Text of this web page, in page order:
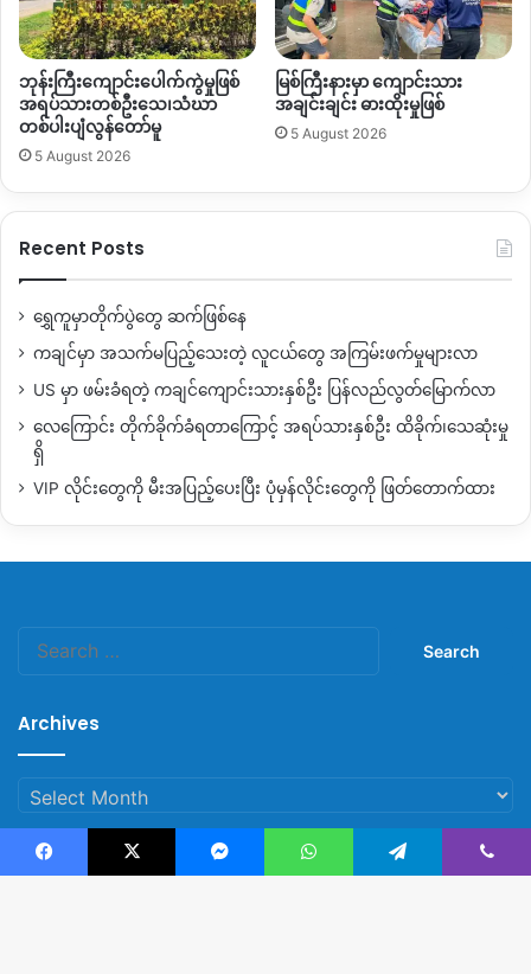
တစ်ဖက်မှာတော့ အာဏာသိမ်းစစ်တပ်က ကျင်းပမယ့် မြန်မာ
ရွေးကောက်ပွဲဟာ အတုအယောင်သာဖြစ်ကြောင်း ကုလသမဂ္ဂ လူ့အ
ခွင့်အရေး အထူးကိုယ်စားလှယ် တွမ် အင်ဒရူးစ်က ကုလသမဂ္ဂရုံး
ချုပ်က အောက်တိုဘာလအတွင်းပြုလုပ်တဲ့ သတင်းစာရှင်လင်းပွဲ
မှာ ပြောသွားပါတယ်။
အလားတူ နိုဝင် ဘာလ ၅ ရက်နေ့ နယူးဇီလန်လွှတ်တော်က
အတွက် လက်မခံကြောင်း
လိုက်ပါတယ်။
ဒါ့အပြင် လူ့အခွင့်အရေးချိုးဖောက်နေတဲ့ စစ်တပ်ကို
တရားဝင်ဖြစ်
အောင်
လုပ်ဆောင်ပေးမယ့် အတုအယောင်
ရွေးကောက်ပွဲ
ကို ပြင်းပြင်းထန်ထန် ကန့်ကွက်ကြဖို့ ကချင်
အမျိုးသမီး အခွင့်အရေးလှုပ်ရှားသူတွေက တောင်းဆိုထားပါတယ်။
ရွေးကောက်ပွဲကျင်းပဖို့ ထုတ်ပြန်ကြေညာလိုက်တဲ့ အချိန်ကစ
အခွင့်အရေး လှုပ်ရှားသူတွေကလည်း ပြောပါတယ်။
လမ်းမျိုးစုံဖြင့်
ခြင်း၊ အမျိုးသမီးတွေကို
တဲ့ စစ်တပ်ကျူးလွန်မှုတွေက ဒီရွေးကောက်ပွဲကြောင့် အပြစ်
ကင်းလွတ်သွားစေမယ့် ရွေးကောက်ပွဲဖြစ်တယ်လို့လည်း ကချင်ဖီး
မင်နစ်အဖွဲ့က
နိုင်ဝင်ဘာလ ၁၈ ရက်စွဲဖြင့်
ထုတ်ပြန်ပြောဆို
ထားတာလည်းဖြစ်ပါတယ်။
ဘုန်းကြီးကျောင်းပေါက်ကွဲမှုဖြစ်
အရပ်သားတစ်ဦးသေ၊သံဃာ
တစ်ပါးပျံလွန်တော်မူ
5 August 2026
မြစ်ကြီးနားမှာ ကျောင်းသား
အချင်းချင်း ဓားထိုးမှုဖြစ်
5 August 2026
Recent Posts
ရွှေကူမှာတိုက်ပွဲတွေ ဆက်ဖြစ်နေ
ကချင်မှာ အသက်မပြည့်သေးတဲ့ လူငယ်တွေ အကြမ်းဖက်မှုများလာ
US မှာ ဖမ်းခံရတဲ့ ကချင်ကျောင်းသားနှစ်ဦး ပြန်လည်လွတ်မြောက်လာ
လေကြောင်း တိုက်ခိုက်ခံရတာကြောင့် အရပ်သားနှစ်ဦး ထိခိုက်၊သေဆုံးမှု
ရှိ
VIP လိုင်းတွေကို မီးအပြည့်ပေးပြီး ပုံမှန်လိုင်းတွေကို ဖြတ်တောက်ထား
Archives
Archives
Facebook X Messenger WhatsApp Telegram Viber